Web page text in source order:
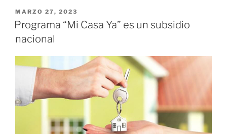
PUBLICADO
EL
MARZO 27, 2023
Programa “Mi Casa Ya” es un subsidio
nacional